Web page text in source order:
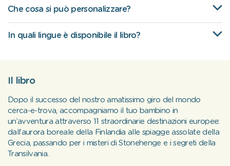
Che cosa si può personalizzare?
In quali lingue è disponibile il libro?
Il libro
Dopo il successo del nostro amatissimo giro del mondo
cerca-e-trova, accompagniamo il tuo bambino in
un’avventura attraverso 11 straordinarie destinazioni europee:
dall’aurora boreale della Finlandia alle spiagge assolate della
Grecia, passando per i misteri di Stonehenge e i segreti della
Transilvania.